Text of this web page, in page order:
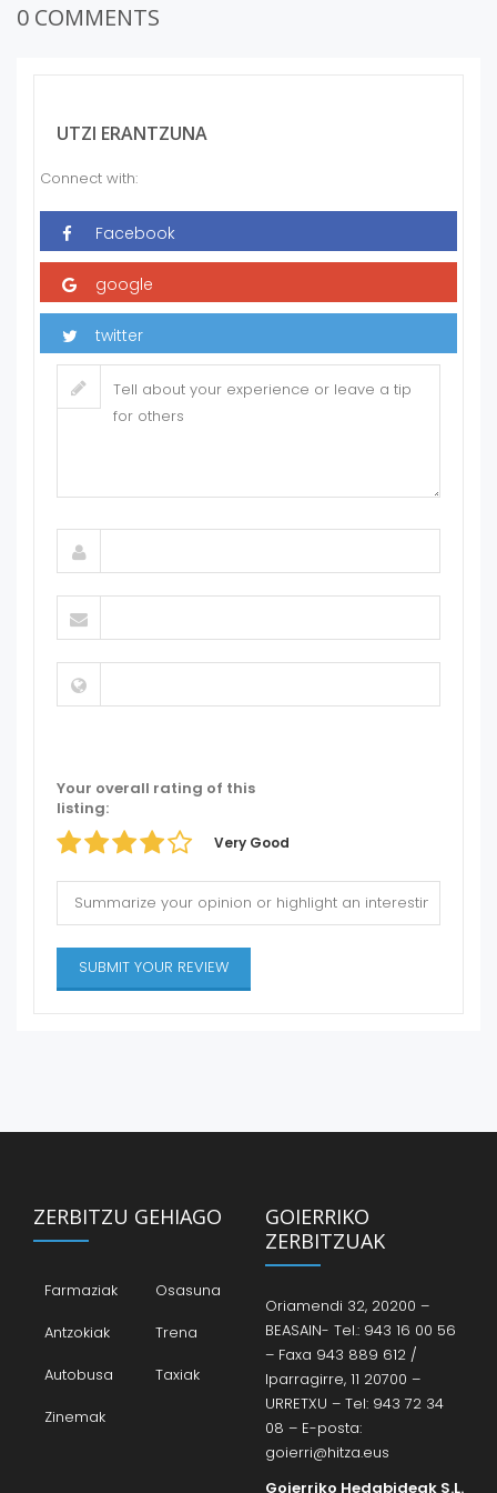
0 COMMENTS
UTZI ERANTZUNA
Connect with:
Your overall rating of this
listing:
Very Good
ZERBITZU GEHIAGO
Farmaziak
Osasuna
Antzokiak
Trena
Autobusa
Taxiak
Zinemak
GOIERRIKO
ZERBITZUAK
Oriamendi 32, 20200 –
BEASAIN- Tel.: 943 16 00 56
– Faxa 943 889 612 /
Iparragirre, 11 20700 –
URRETXU – Tel: 943 72 34
08 – E-posta:
goierri@hitza.eus
Goierriko Hedabideak S.L.